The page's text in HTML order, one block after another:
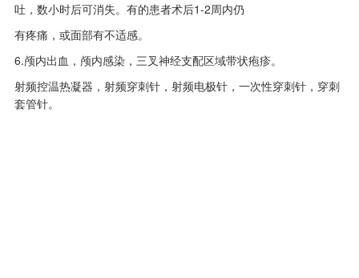
吐，数小时后可消失。有的患者术后1-2周内仍
有疼痛，或面部有不适感。
6.颅内出血，颅内感染，三叉神经支配区域带状疱疹。
射频控温热凝器，射频穿刺针，射频电极针，一次性穿刺针，穿刺
套管针。